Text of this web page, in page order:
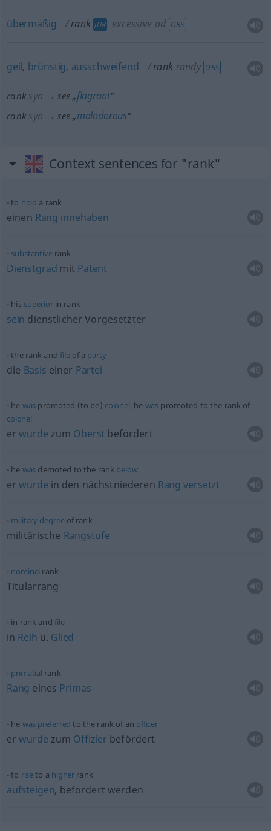
übermäßig rank JUR excessive od OBS
geil, brünstig, ausschweifend rank randy OBS
rank syn → see „flagrant“
rank syn → see „malodorous“
Context sentences for "rank"
to hold a rank
einen Rang innehaben
substantiverank
Dienstgrad mit Patent
his superiorin rank
sein dienstlicher Vorgesetzter
the rank andfileof a party
die Basis einer Partei
he was promoted (to be) colonel, he was promoted to the rank of
colonel
erwurde zum Oberst befördert
he was demoted to the rank below
erwurde in den nächstniederen Rang versetzt
military degreeof rank
militärische Rangstufe
nominal rank
Titularrang
in rank and file
in Reih u. Glied
primatial rank
Rang eines Primas
he was preferred to the rank of an officer
erwurde zum Offizier befördert
to riseto a higher rank
aufsteigen, befördert werden